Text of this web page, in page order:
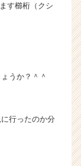
す櫛桁（クシ
うか？＾＾
行ったのか分